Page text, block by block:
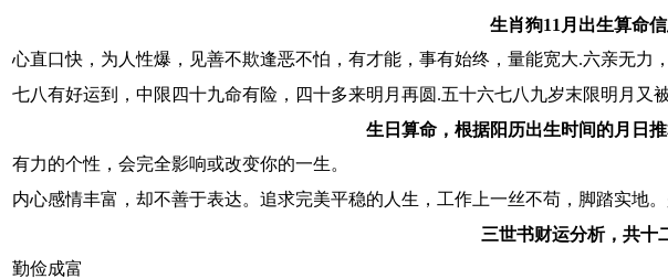
生肖狗11月出生算命
心直口快，为人性爆，见善不欺逢恶不怕，有才能，事有始终，量能宽大.六亲无
七八有好运到，中限四十九命有险，四十多来明月再圆.五十六七八九岁末限明月又
生日算命，根据阳历出生时间的月日
有力的个性，会完全影响或改变你的一生。
内心感情丰富，却不善于表达。追求完美平稳的人生，工作上一丝不苟，脚踏实地
三世书财运分析，共十
勤俭成富